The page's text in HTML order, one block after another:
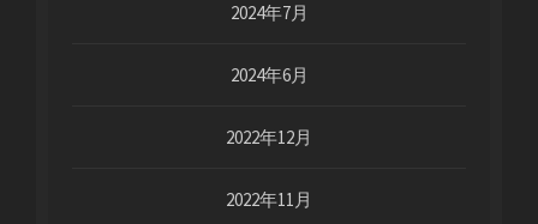
2024年7月
2024年6月
2022年12月
2022年11月